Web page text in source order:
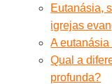
Eutanásia,
igrejas
A
Qual a
profunda?